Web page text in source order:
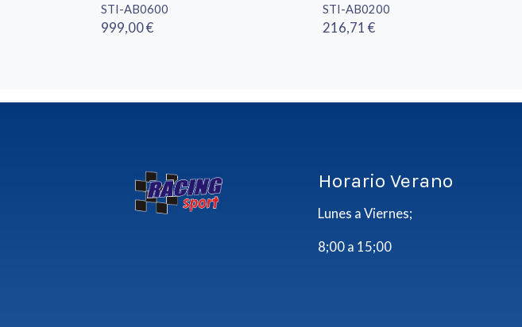
STI-AB0600
999,00 €
STI-AB0200
216,71 €
Horario Verano
Lunes a Viernes;
8;00 a 15;00